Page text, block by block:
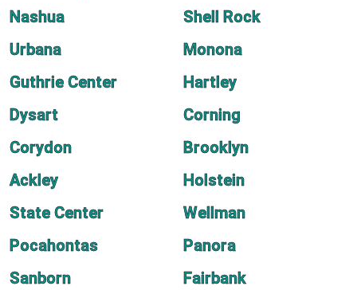
Nashua
Shell Rock
Urbana
Monona
Guthrie Center
Hartley
Dysart
Corning
Corydon
Brooklyn
Ackley
Holstein
State Center
Wellman
Pocahontas
Panora
Sanborn
Fairbank